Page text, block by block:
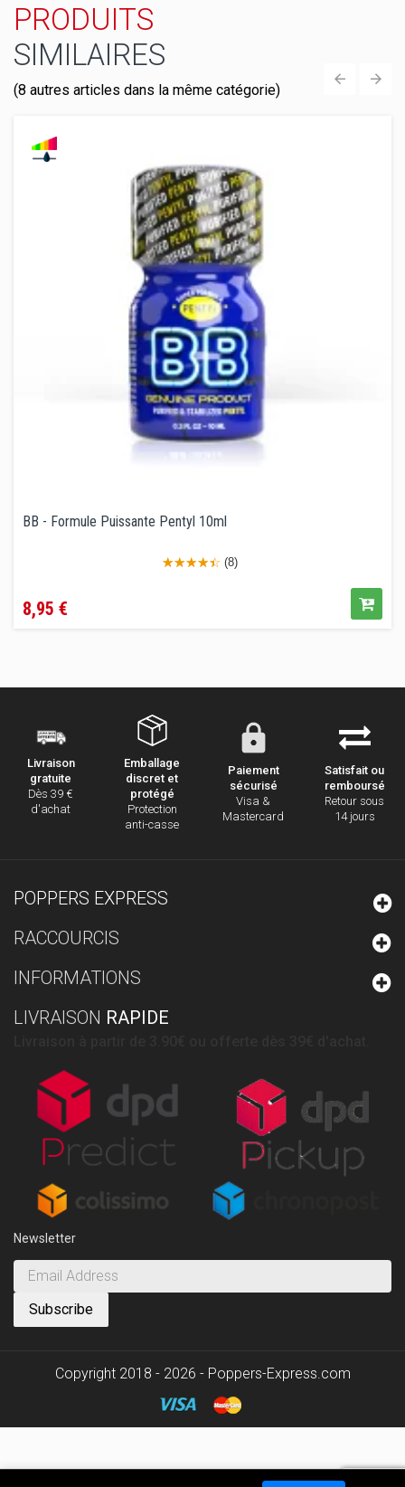
PRODUITS
SIMILAIRES
(8 autres articles dans la même catégorie)
BB - Formule Puissante Pentyl 10ml
(8)
8,95 €
Livraison
gratuite
Dès 39 €
d'achat
Emballage
discret et
protégé
Protection
anti-casse
Paiement
sécurisé
Visa &
Mastercard
Satisfait ou
remboursé
Retour sous
14 jours
POPPERS EXPRESS
RACCOURCIS
INFORMATIONS
LIVRAISON RAPIDE
Newsletter
Copyright 2018 - 2026 - Poppers-Express.com